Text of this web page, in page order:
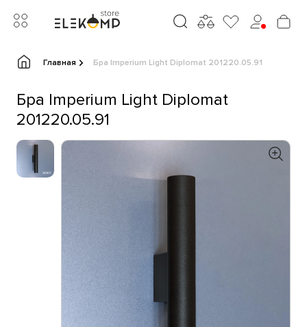
Главная Бра Imperium Light Diplomat 201220.05.91
Бра Imperium Light Diplomat
201220.05.91